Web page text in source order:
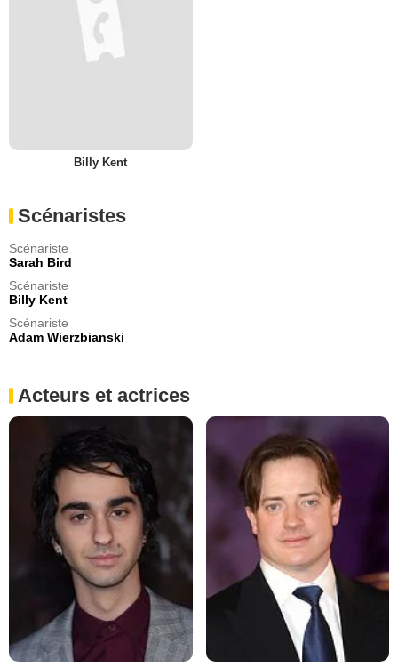
Billy Kent
Scénaristes
Scénariste
Sarah Bird
Scénariste
Billy Kent
Scénariste
Adam Wierzbianski
Acteurs et actrices